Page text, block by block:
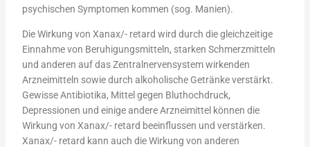
psychischen Symptomen kommen (sog. Manien).
Die Wirkung von Xanax/- retard wird durch die gleichzeitige
Einnahme von Beruhigungsmitteln, starken Schmerzmitteln
und anderen auf das Zentralnervensystem wirkenden
Arzneimitteln sowie durch alkoholische Getränke verstärkt.
Gewisse Antibiotika, Mittel gegen Bluthochdruck,
Depressionen und einige andere Arzneimittel können die
Wirkung von Xanax/- retard beeinflussen und verstärken.
Xanax/- retard kann auch die Wirkung von anderen